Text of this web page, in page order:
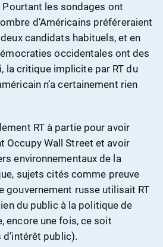
les sondages ont
d’Américains préféreraient
candidats habituels, et en
occidentales ont des
la critique implicite par RT du
n’a certainement rien
RT à partie pour avoir
Occupy Wall Street et avoir
environnementaux de la
sujets cités comme preuve
gouvernement russe utilisait RT
du public à la politique de
encore une fois, ce soit
public).